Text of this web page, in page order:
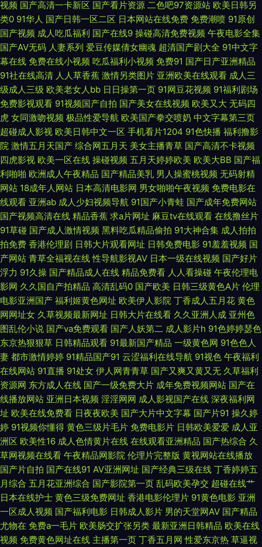
av 日本天堂视频在 一区二区三区日本精品 国产a级片免费观看 欧美成人a在
先锋 中文字幕第1页中文字幕在线 国产精品在线一区 欧美日韩综合网 亚洲黄
色网址 超碰97人人爽 精品一区中文字幕 日日干精品免费 字幕在线中文 国产
精品一区二区白丝 欧美美女内射 硬一会就自动 中文日韩精品一区图片 国产
自拍后入 日韩va亚洲va 专业影视人员在线播放 国产十免费十高清 熟女视频
一区二区三区 成人秘密网站 日韩电影在线观看一区 99三级伦理片网 欧美成
人香蕉网 揄揄撸一区 国产二级制服在线观看 欧美人韩 亚洲人成影院午夜网
站 韩国自拍三及片 无人在线影 高清福利影院 人妖免费网站 91网在线看 亚洲
日本系列在线看 国产在线观看九色 午夜影院资源 国产十区 精品精姦 91N在
线视频 免费人成视网站 一级全黄视 国产剃毛 潍坊围枫瑄信息科技 东京热AV
资源网 日本丰满bbwbbw 91午夜电影 欧美setu 最近中文字 久热国产在线一
区二区 亚洲性色v日韩在 国产有码在线观看 无人视频 岛国大片网站 日本成
的视频网站 亚洲成α 国产乱码一区在线 天美传媒mv免费观看 国产A级性交
片 日韩美女视频在线播放 超碰pt 日本亚洲中文字幕不卡 成人国产在 青草青
青在线视频 TS赵恩静 强伦中文字幕在 成全视频在线观看免费高清下载 日韩
成人黄色网址 国产3P福利 双性大肚怀孕产乳h 国产第一页ab 天天操超碰 国
产美女不卡自在线拍 午夜福利国产在线观 国产无毒不卡 新88影视 国产无须
视频 国产高清一卡新区 国产看片资源 二色吧97资源站 欧美日韩另
类0 91华人 国产日韩一区二区 日本网站在线免费 免费潮喷 91原创
国产视频 成人吃瓜福利 国产在线9 操碰高清免费视频 午夜电影全集
国产AV无码 人妻系列 爱豆传媒倩女幽魂 超清国产剧大全 91中文字
幕在线 免费在线小视频 吃瓜福利小视频 免费91 国产日产亚洲精品
91社在线高清 人人草香蕉 激情另类图片 亚洲欧美在线观看 成人三
级成人三级 欧美老女人bb 日日操第一页 91网豆花视频 91福利剧场
免费影视观看 91视频国产自拍 国产美女在线视频 欧美又大 无码四
虎 女同激吻视频 极品性爱导航 欧美国产拳交喷奶 中文字幕第三页
超碰成人影视 欧美日韩中文一区 手机看片1204 91色快播 福利撸影
院 激情五月天国产 综合网五月天 美女主播青草 国产高清不卡视频
四虎影视 欧美一区在线 操碰视频 五月天婷婷欧美 欧美大BB 国产福
利啪啪 欧洲成人午夜精品 国产精品美乳 男人操蜜桃视频 无码射精
网站 18成年人网站 日本高清电影网 男女啪啪午夜视频 免费电影在
线观看 亚洲ab 成人少妇视频导航 91国产小青蛙 国产成年免费网站
国产视频高清在线 精品香蕉 求a片网址 麻豆tv在线观看 在线撸丝片
91草碰 国产成人激情视频 黑料吃瓜精品偷拍 91大神合集 成人拍拍
拍免费 香港伦理剧 日韩大片观看网址 日韩免费电影 91羞羞视频 国
产网站 青草全福视在线 性导航影视AV 日本一级在线视频 国产好片
浮力 91久操 国产精品成人在线 精品免费看 人人看操碰 午夜伦理电
影网 久久国自产拍精品 高清乱码0 国产欧美 日韩三级黄色A片 伦理
电影亚洲国产 福利姬黄色网址 欧美伊人影院 丁香成人五月花 黄色
网网址女 久草视频最新网址 日韩大片在线看 久久亚洲人成 亚州色
图乱伦小说 国产va免费观看 国产人妖第二 成人影片h 91色婷婷瑟色
东京热狠狠草 日韩精品观看 91最新国产精品 一级黄色网 91色色人
妻 都市激情婷婷 91精品国产91 云涩福利在线导航 91视色 午夜福利
在线网站 91直播 91处女 伊人网青青草 国产又爽又黄又无 久草福利
资源网 东方成人在线 国产一级免费大片 成年免费视频网站 国产在
线播放网站 亚洲日本视频 淫淫网网 成人影视国产在线 深夜福利网
址 欧美在线免费看 日夜夜欧美 国产大片中文字幕 国产片91 操久婷
婷 91视频你懂得 黄色三级片毛片 免费电影片 日韩欧美爱爱 成人亚
洲区 欧美性16 成人色情黄片在线 在线观看亚洲精品 国产热综合 久
草网视频在线看 午夜精品网影院 伦理片完整版 黄视网站在线播放
国产片自拍 国产在线91 AV亚洲网址 国产经典三级在线 丁香婷婷五
月综合 五月花亚洲综合 国产影院第一页 乱码欧美孕交 超碰在线艹
日本在线护士 黄色三级免费网址 香港电影伦理片 91黄色电影 亚洲
一区成人视频 国产福利电影 日韩成人影片 男的天堂网AV 国产精品
尤物在 免费a一毛片 欧美肠交扩张另类 最新亚洲日韩精品 欧美在线
视频 免费黄色网址在线 主播第一页 丁香五月网 性爱东京热 草逼视